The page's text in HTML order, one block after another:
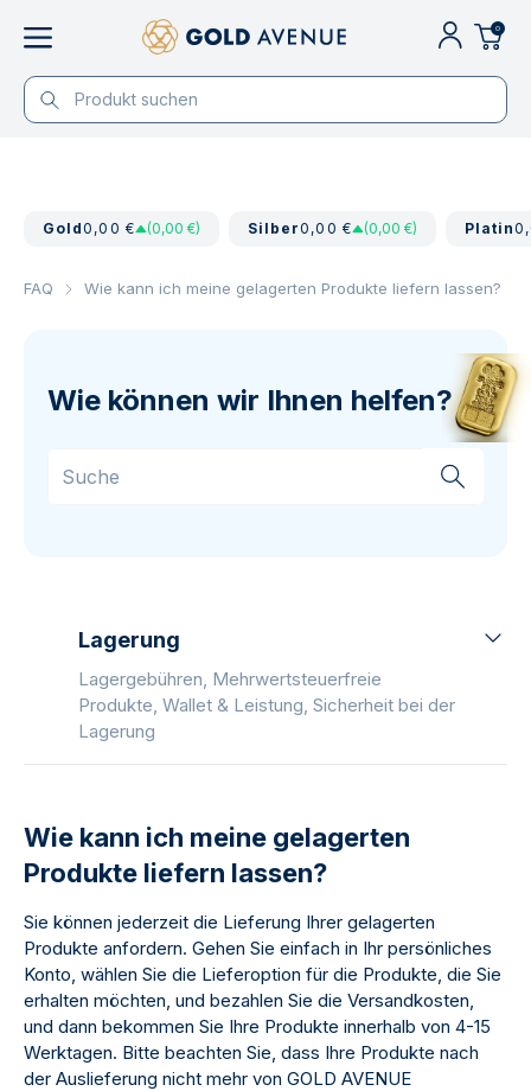
0
Gold0,00 € (0,00 €) Silber0,00 € (0,00 €) Platin
FAQ Wie kann ich meine gelagerten Produkte liefern lassen?
Wie können wir Ihnen helfen?
Lagerung
Lagergebühren, Mehrwertsteuerfreie
Produkte, Wallet & Leistung, Sicherheit bei der
Lagerung
Wie kann ich meine gelagerten
Produkte liefern lassen?
Sie können jederzeit die Lieferung Ihrer gelagerten
Produkte anfordern. Gehen Sie einfach in Ihr persönliches
Konto, wählen Sie die Lieferoption für die Produkte, die Sie
erhalten möchten, und bezahlen Sie die Versandkosten,
und dann bekommen Sie Ihre Produkte innerhalb von 4-15
Werktagen. Bitte beachten Sie, dass Ihre Produkte nach
der Auslieferung nicht mehr von GOLD AVENUE